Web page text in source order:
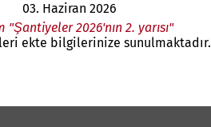
03. Haziran 2026
"Şantiyeler 2026'nın 2. yarısı"
ekte bilgilerinize sunulmaktadır.